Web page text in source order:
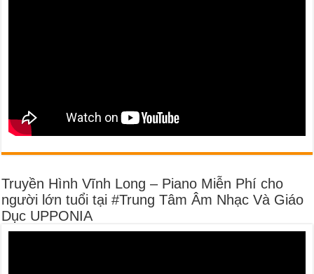
Truyền Hình Vĩnh Long – Piano Miễn Phí cho
người lớn tuổi tại #Trung Tâm Âm Nhạc Và Giáo
Dục UPPONIA